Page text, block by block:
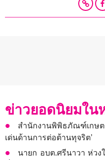
ข่าวยอดนิยมใน
สำนักงานพิพิธภัณฑ์เกษต
เด่นด้านการต่อต้านทุจริต’
นายก อบต.ศรีนาวา ห่วง